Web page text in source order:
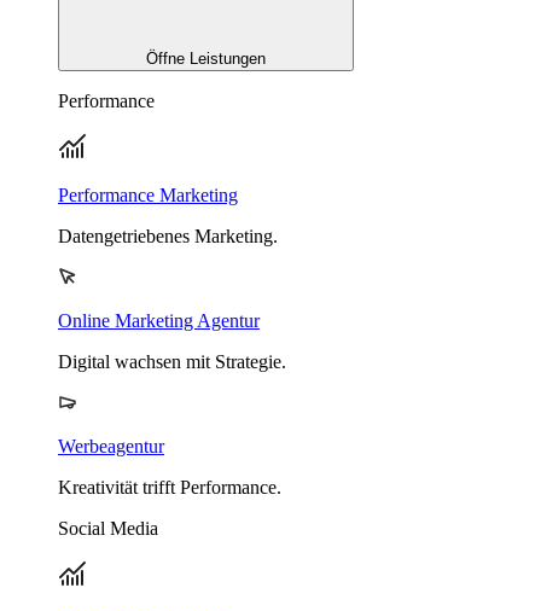
Öffne Leistungen
Performance
Performance Marketing
Datengetriebenes Marketing.
Online Marketing Agentur
Digital wachsen mit Strategie.
Werbeagentur
Kreativität trifft Performance.
Social Media